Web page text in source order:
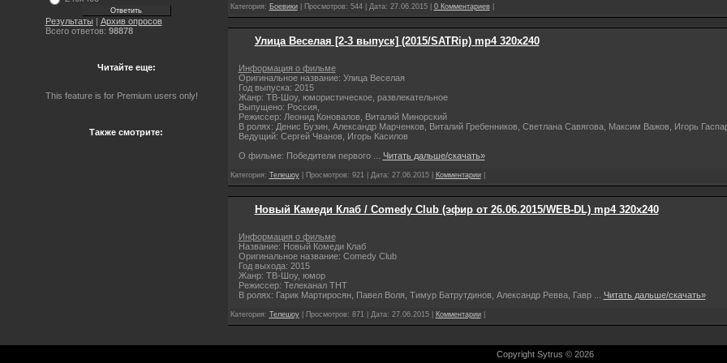
Результаты | Архив опросов
Всего ответов: 98878
Читайте еще:
This feature is for Premium users only!
Также смотрите:
Категория: Боевики| Просмотров: 544 | Дата: 27.06.2015| 0 Комментариев|
Улица Веселая [2-3 выпуск] (2015/SATRip) mp4 320х240
Информация о фильме
Оригинальное название: Улица Веселая
Год выпуска: 2015
Жанр: ТВ-Шоу, юмористическое, развлекательное
Выпущено: Россия,
Режиссер: Леонид Коновалов, Виталий Минорский
В ролях: Денис Бузин, Александр Марченков, Виталий Гребенников, Светлана Савягова, Максим Важов, Игорь
Ведущий: Сергей Чванов, Игорь Касилов
О фильме: Победители первого
Читать дальше/скачать»
Категория: Телешоу| Просмотров: 921 | Дата: 27.06.2015| Комментарии|
Новый Камеди Клаб / Comedy Club (эфир от 26.06.2015/WEB-DL) mp4 320х240
Информация о фильме
Название: Новый Комеди Клаб
Оригинальное название: Comedy Club
Год выхода: 2015
Жанр: ТВ-Шоу, юмор
Режиссер: Телеканал ТНТ
В ролях: Гарик Мартиросян, Павел Воля, Тимур Батрутдинов, Александр Ревва, Гавр
Читать дальше/скачать»
Категория: Телешоу| Просмотров: 871 | Дата: 27.06.2015| Комментарии|
Copyright Sytrus © 2026